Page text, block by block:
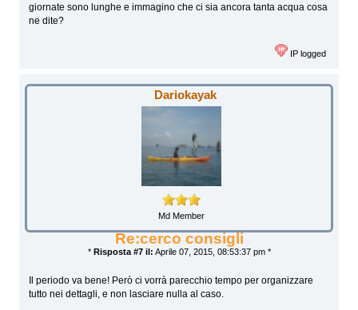
giornate sono lunghe e immagino che ci sia ancora tanta acqua cosa
ne dite?
IP logged
Dariokayak
Md Member
Re:cerco consigli
* Risposta #7 il: Aprile 07, 2015, 08:53:37 pm *
Il periodo va bene! Però ci vorrà parecchio tempo per organizzare
tutto nei dettagli, e non lasciare nulla al caso.